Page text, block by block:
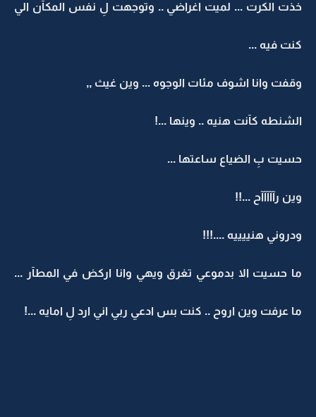
خذت الكرت ... لميت اغراضي .. وتوجهت لِ نفس المكآن الي
كنت فيه ...
وقفت وانا اشوف مئات الوجوه ... وين غيث ,,
الشنطه كآنت هنيه .. وينها ...!
حسيت بِ الضياع ساعتها ...
وين رآآآآآح ...!!
ودروني هنييييه ....!!!
ما حسيت الا بدموعي تغرق ويهي وانا اركض في المطآر ...
ما عرفت وين اروح .. كنت بس ادعي ربي اني ارد لِ امايه ...!